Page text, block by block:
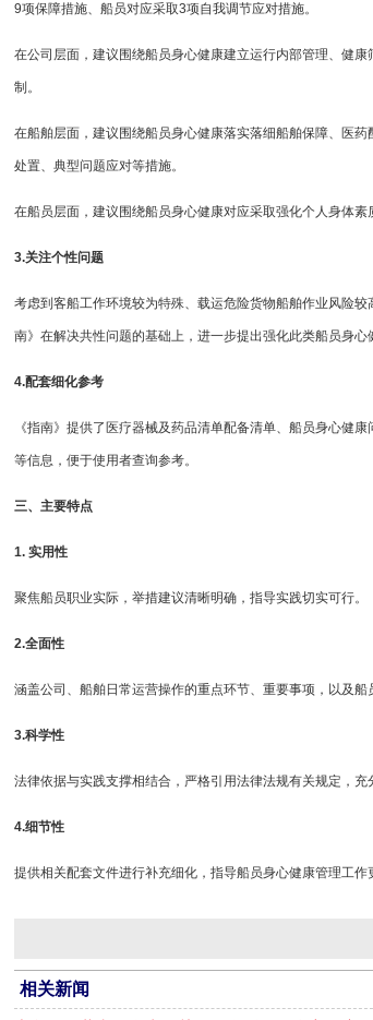
9项保障措施、船员对应采取3项自我调节应对措施。
在公司层面，建议围绕船员身心健康建立运行内部管理、健
制。
在船舶层面，建议围绕船员身心健康落实落细船舶保障、医
处置、典型问题应对等措施。
在船员层面，建议围绕船员身心健康对应采取强化个人身体
3.关注个性问题
考虑到客船工作环境较为特殊、载运危险货物船舶作业风险
南》在解决共性问题的基础上，进一步提出强化此类船员身心
4.配套细化参考
《指南》提供了医疗器械及药品清单配备清单、船员身心健
等信息，便于使用者查询参考。
三、主要特点
1. 实用性
聚焦船员职业实际，举措建议清晰明确，指导实践切实可行。
2.全面性
涵盖公司、船舶日常运营操作的重点环节、重要事项，以及船
3.科学性
法律依据与实践支撑相结合，严格引用法律法规有关规定，充
4.细节性
提供相关配套文件进行补充细化，指导船员身心健康管理工作
相关新闻